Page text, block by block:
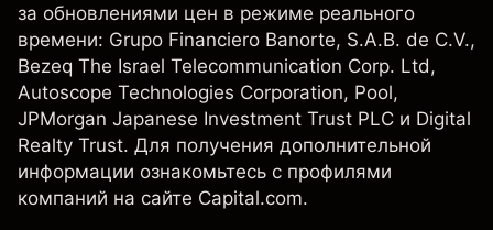
за обновлениями цен в режиме реального
времени: Grupo Financiero Banorte, S.A.B. de C.V.,
Bezeq The Israel Telecommunication Corp. Ltd,
Autoscope Technologies Corporation, Pool,
JPMorgan Japanese Investment Trust PLC и Digital
Realty Trust. Для получения дополнительной
информации ознакомьтесь с профилями
компаний на сайте Capital.com.